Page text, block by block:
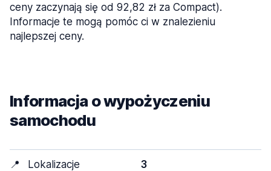
ceny zaczynają się od 92,82 zł za Compact).
Informacje te mogą pomóc ci w znalezieniu
najlepszej ceny.
Informacja o wypożyczeniu
samochodu
📍
Lokalizacje
3